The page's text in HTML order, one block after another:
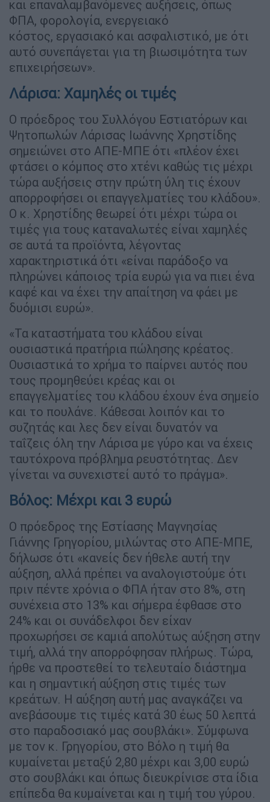
και επαναλαμβανόμενες αυξήσεις, όπως
ΦΠΑ, φορολογία, ενεργειακό
κόστος, εργασιακό και ασφαλιστικό, με ότι
αυτό συνεπάγεται για τη βιωσιμότητα των
επιχειρήσεων».
Λάρισα: Χαμηλές οι τιμές
O πρόεδρος του Συλλόγου Εστιατόρων και
Ψητοπωλών Λάρισας Ιωάννης Χρηστίδης
σημειώνει στο ΑΠΕ-ΜΠΕ ότι «πλέον έχει
φτάσει ο κόμπος στο χτένι καθώς τις μέχρι
τώρα αυξήσεις στην πρώτη ύλη τις έχουν
απορροφήσει οι επαγγελματίες του κλάδου».
Ο κ. Χρηστίδης θεωρεί ότι μέχρι τώρα οι
τιμές για τους καταναλωτές είναι χαμηλές
σε αυτά τα προϊόντα, λέγοντας
χαρακτηριστικά ότι «είναι παράδοξο να
πληρώνει κάποιος τρία ευρώ για να πιει ένα
καφέ και να έχει την απαίτηση να φάει με
δυόμισι ευρώ».
«Τα καταστήματα του κλάδου είναι
ουσιαστικά πρατήρια πώλησης κρέατος.
Ουσιαστικά το χρήμα το παίρνει αυτός που
τους προμηθεύει κρέας και οι
επαγγελματίες του κλάδου έχουν ένα σημείο
και το πουλάνε. Κάθεσαι λοιπόν και το
συζητάς και λες δεν είναι δυνατόν να
ταΐζεις όλη την Λάρισα με γύρο και να έχεις
ταυτόχρονα πρόβλημα ρευστότητας. Δεν
γίνεται να συνεχιστεί αυτό το πράγμα».
Βόλος: Μέχρι και 3 ευρώ
Ο πρόεδρος της Εστίασης Μαγνησίας
Γιάννης Γρηγορίου, μιλώντας στο ΑΠΕ-ΜΠΕ,
δήλωσε ότι «κανείς δεν ήθελε αυτή την
αύξηση, αλλά πρέπει να αναλογιστούμε ότι
πριν πέντε χρόνια ο ΦΠΑ ήταν στο 8%, στη
συνέχεια στο 13% και σήμερα έφθασε στο
24% και οι συνάδελφοι δεν είχαν
προχωρήσει σε καμιά απολύτως αύξηση στην
τιμή, αλλά την απορρόφησαν πλήρως. Τώρα,
ήρθε να προστεθεί το τελευταίο διάστημα
και η σημαντική αύξηση στις τιμές των
κρεάτων. Η αύξηση αυτή μας αναγκάζει να
ανεβάσουμε τις τιμές κατά 30 έως 50 λεπτά
στο παραδοσιακό μας σουβλάκι». Σύμφωνα
με τον κ. Γρηγορίου, στο Βόλο η τιμή θα
κυμαίνεται μεταξύ 2,80 μέχρι και 3,00 ευρώ
στο σουβλάκι και όπως διευκρίνισε στα ίδια
επίπεδα θα κυμαίνεται και η τιμή του γύρου.